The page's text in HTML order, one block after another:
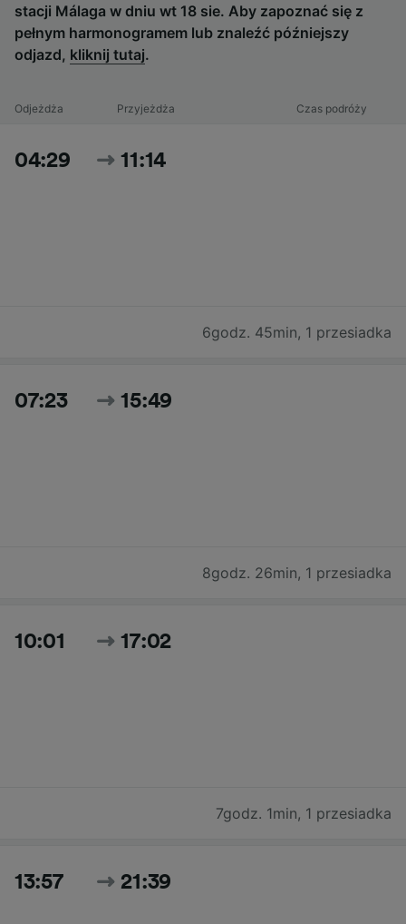
stacji Málaga w dniu wt 18 sie. Aby zapoznać się z
pełnym harmonogramem lub znaleźć późniejszy
odjazd, kliknij tutaj.
Odjeżdża Przyjeżdża Czas podróży
04:29 11:14
6godz. 45min, 1 przesiadka
07:23 15:49
8godz. 26min, 1 przesiadka
10:01 17:02
7godz. 1min, 1 przesiadka
13:57 21:39